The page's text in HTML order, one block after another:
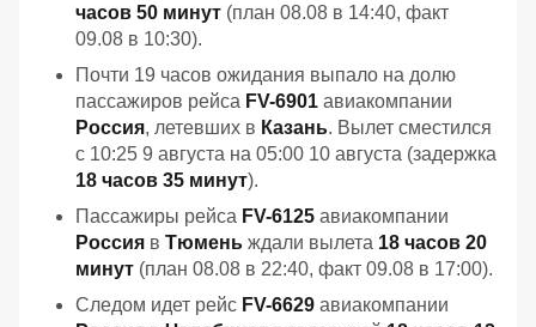
часов 50 минут (план 08.08 в 14:40, факт
09.08 в 10:30).
Почти 19 часов ожидания выпало на долю
пассажиров рейса FV-6901 авиакомпании
Россия, летевших в Казань. Вылет сместился
с 10:25 9 августа на 05:00 10 августа (задержка
18 часов 35 минут).
Пассажиры рейса FV-6125 авиакомпании
Россия в Тюмень ждали вылета 18 часов 20
минут (план 08.08 в 22:40, факт 09.08 в 17:00).
Следом идет рейс FV-6629 авиакомпании